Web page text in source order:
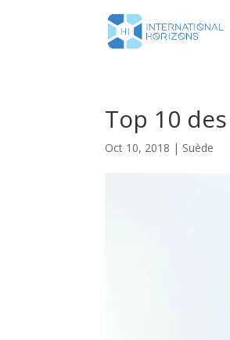
Top 10
Oct 10, 2018 | Suède